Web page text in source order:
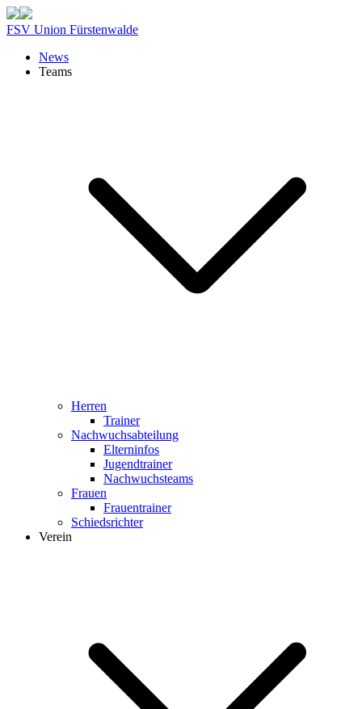
FSV Union Fürstenwalde
News
Teams
Herren
Trainer
Nachwuchsabteilung
Elterninfos
Jugendtrainer
Nachwuchsteams
Frauen
Frauentrainer
Schiedsrichter
Verein